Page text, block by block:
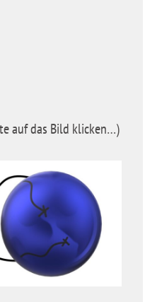
auf das Bild klicken…)